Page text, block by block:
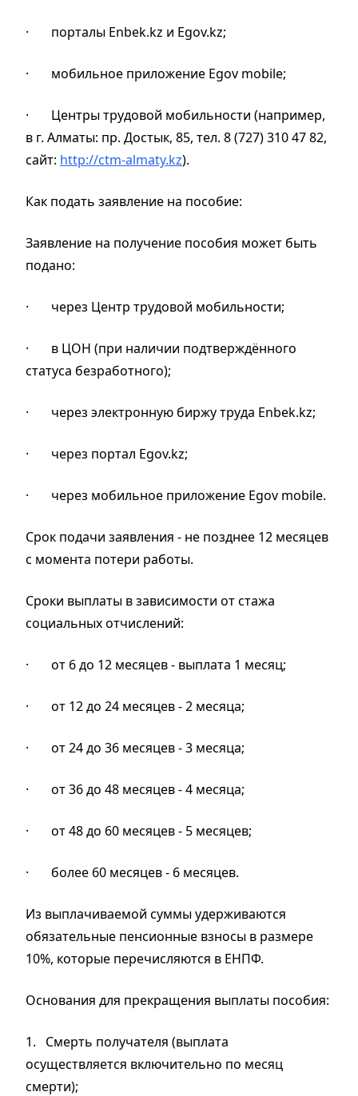
· порталы Enbek.kz и Egov.kz;
· мобильное приложение Egov mobile;
· Центры трудовой мобильности (например,
в г. Алматы: пр. Достык, 85, тел. 8 (727) 310 47 82,
сайт: http://ctm-almaty.kz).
Как подать заявление на пособие:
Заявление на получение пособия может быть
подано:
· через Центр трудовой мобильности;
· в ЦОН (при наличии подтверждённого
статуса безработного);
· через электронную биржу труда Enbek.kz;
· через портал Egov.kz;
· через мобильное приложение Egov mobile.
Срок подачи заявления - не позднее 12 месяцев
с момента потери работы.
Сроки выплаты в зависимости от стажа
социальных отчислений:
· от 6 до 12 месяцев - выплата 1 месяц;
· от 12 до 24 месяцев - 2 месяца;
· от 24 до 36 месяцев - 3 месяца;
· от 36 до 48 месяцев - 4 месяца;
· от 48 до 60 месяцев - 5 месяцев;
· более 60 месяцев - 6 месяцев.
Из выплачиваемой суммы удерживаются
обязательные пенсионные взносы в размере
10%, которые перечисляются в ЕНПФ.
Основания для прекращения выплаты пособия:
1. Смерть получателя (выплата
осуществляется включительно по месяц
смерти);